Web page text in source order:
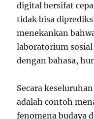
digital bersifat
tidak bisa
menekankan
laboratorium
dengan bahasa,
Secara
adalah contoh
fenomena budaya